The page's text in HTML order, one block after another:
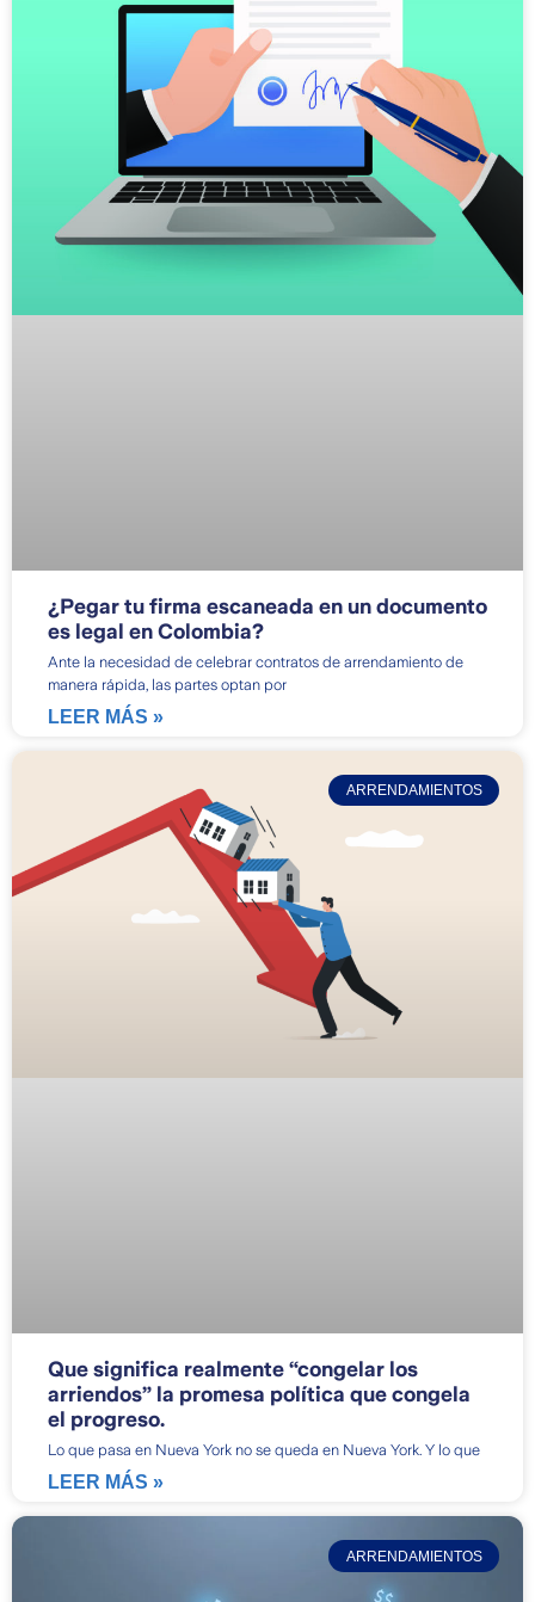
¿Pegar tu firma escaneada en un documento
es legal en Colombia?
Ante la necesidad de celebrar contratos de arrendamiento de
manera rápida, las partes optan por
LEER MÁS »
ARRENDAMIENTOS
Que significa realmente “congelar los
arriendos” la promesa política que congela
el progreso.
Lo que pasa en Nueva York no se queda en Nueva York. Y lo que
LEER MÁS »
ARRENDAMIENTOS